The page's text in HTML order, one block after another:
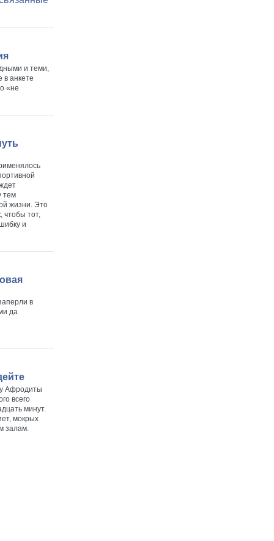
и теми,
в анкете
«не
тем
жизни. Это
чтобы тот,
и
в
да
Афродиты
всего
минут.
мокрых
залам.